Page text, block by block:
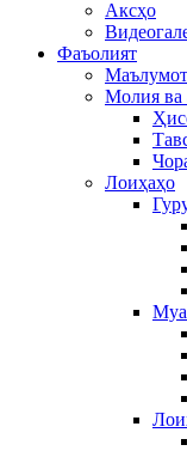
Аксҳо
Фаъолият
Молия ва
Лоиҳаҳо